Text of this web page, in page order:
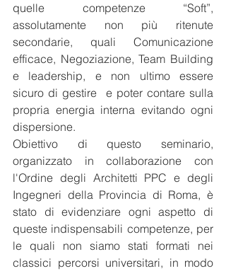
quelle competenze “Soft”,
assolutamente non più ritenute
secondarie, quali Comunicazione
efficace, Negoziazione, Team Building
e leadership, e non ultimo essere
sicuro di gestire  e poter contare sulla
propria energia interna evitando ogni
dispersione.
Obiettivo di questo seminario,
organizzato in collaborazione con
l'Ordine degli Architetti PPC e degli
Ingegneri della Provincia di Roma, è
stato di evidenziare ogni aspetto di
queste indispensabili competenze, per
le quali non siamo stati formati nei
classici percorsi universitari, in modo